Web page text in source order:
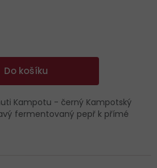
Do košíku
Kampotu - černý Kampotský
fermentovaný pepř k přímé